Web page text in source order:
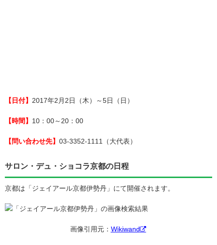
【日付】 2017年2月2日（木）～5日（日）
【時間】 10：00～20：00
【問い合わせ先】 03-3352-1111（大代表）
サロン・デュ・ショコラ京都の日程
京都は「ジェイアール京都伊勢丹」にて開催されます。
画像引用元： Wikiwand